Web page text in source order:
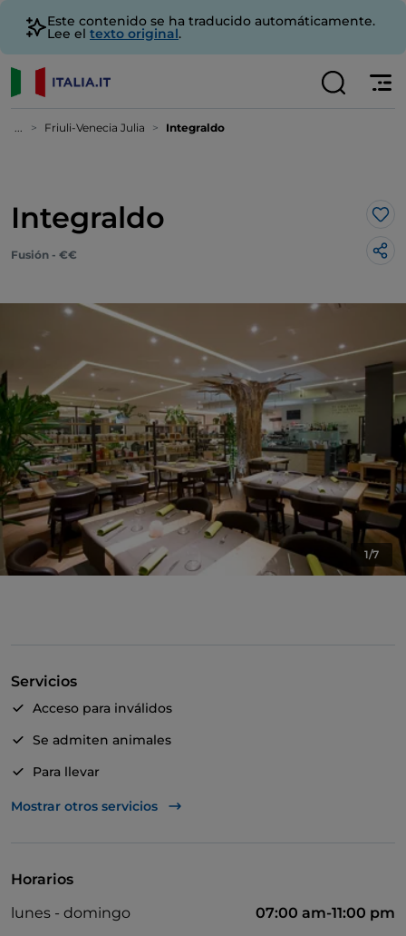
Este contenido se ha traducido automáticamente.
Lee el texto original.
... Friuli-Venecia Julia Integraldo
Integraldo Me
Fusión - €€
1/7
Servicios
Acceso para inválidos
Se admiten animales
Para llevar
Bancomat
Mostrar otros servicios
Horarios
lunes - domingo
07:00 am-11:00 pm